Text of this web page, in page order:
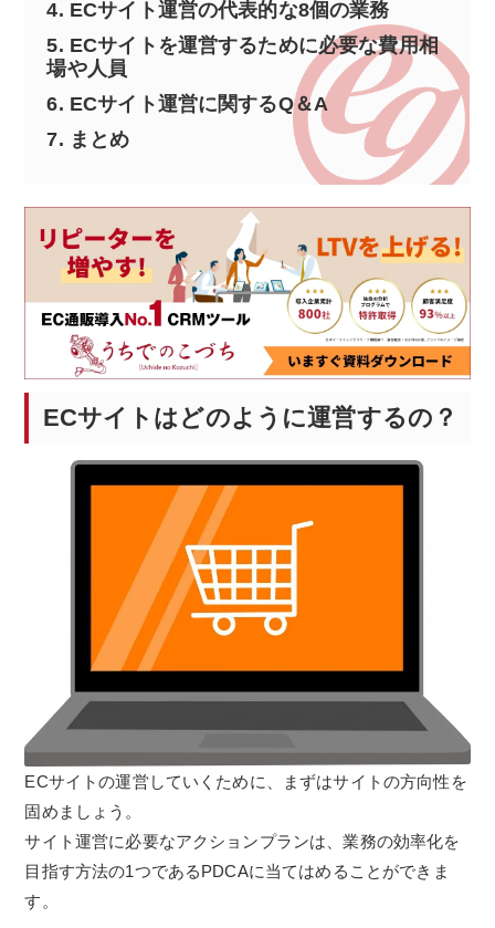
4. ECサイト運営の代表的な8個の業務
5. ECサイトを運営するために必要な費用相
場や人員
6. ECサイト運営に関するQ＆A
7. まとめ
ECサイトはどのように運営するの？
ECサイトの運営していくために、まずはサイトの方向性を
固めましょう。
サイト運営に必要なアクションプランは、業務の効率化を
目指す方法の1つであるPDCAに当てはめることができま
す。